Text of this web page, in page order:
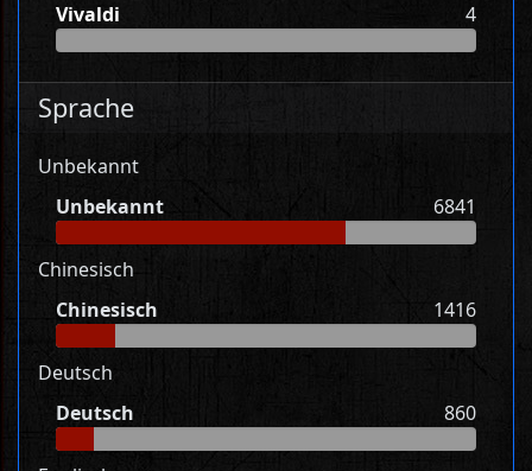
Vivaldi 4
Sprache
Unbekannt
Unbekannt
6841
Chinesisch
Chinesisch
1416
Deutsch
Deutsch
860